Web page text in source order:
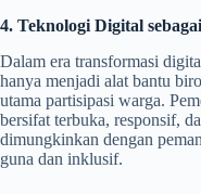
4. Teknologi Digital
Dalam era transformasi
hanya menjadi alat bantu
utama partisipasi warga.
bersifat terbuka, responsif,
dimungkinkan dengan
guna dan inklusif.